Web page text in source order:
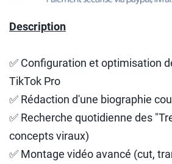
Description
✅ Configuration et optimisation
TikTok Pro
✅ Rédaction d'une biographie
✅ Recherche quotidienne des
concepts viraux)
✅ Montage vidéo avancé (cut,